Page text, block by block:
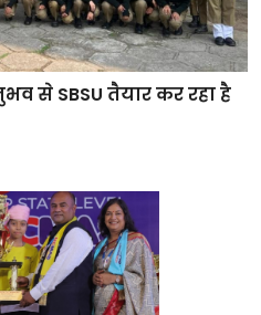
से SBSU तैयार कर रहा है